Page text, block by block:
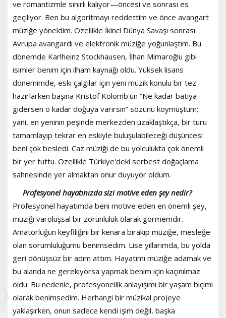
ve romantizmle sınırlı kalıyor—öncesi ve sonrası es
geçiliyor. Ben bu algoritmayı reddettim ve önce avangart
müziğe yöneldim. Özellikle İkinci Dünya Savaşı sonrası
Avrupa avangardı ve elektronik müziğe yoğunlaştım. Bu
dönemde Karlheinz Stockhausen, İlhan Mimaroğlu gibi
isimler benim için ilham kaynağı oldu. Yüksek lisans
dönemimde, eski çalgılar için yeni müzik konulu bir tez
hazırlarken başına Kristof Kolomb'un “Ne kadar batıya
gidersen o kadar doğuya varırsın” sözünü koymuştum;
yani, en yeninin peşinde merkezden uzaklaştıkça, bir turu
tamamlayıp tekrar en eskiyle buluşulabileceği düşüncesi
beni çok besledi. Caz müziği de bu yolculukta çok önemli
bir yer tuttu. Özellikle Türkiye'deki serbest doğaçlama
sahnesinde yer almaktan onur duyuyor oldum.
Profesyonel hayatınızda sizi motive eden şey nedir?
Profesyonel hayatımda beni motive eden en önemli şey,
müziği varoluşsal bir zorunluluk olarak görmemdir.
Amatörlüğün keyfiliğini bir kenara bırakıp müziğe, mesleğe
olan sorumluluğumu benimsedim. Lise yıllarımda, bu yolda
geri dönüşsüz bir adım attım. Hayatımı müziğe adamak ve
bu alanda ne gerekiyorsa yapmak benim için kaçınılmaz
oldu. Bu nedenle, profesyonellik anlayışımı bir yaşam biçimi
olarak benimsedim. Herhangi bir müzikal projeye
yaklaşırken, onun sadece kendi işim değil, başka